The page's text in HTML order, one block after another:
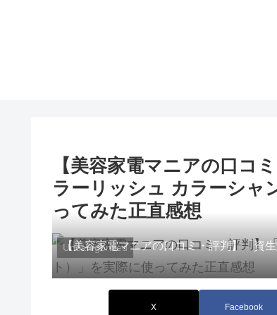
【美容家電マニアの口コ
ラーリッシュ カラーシャ
ってみた正直感想
Uncategorized
【美容家電マニアの口コミ・評判】「資
X Facebook